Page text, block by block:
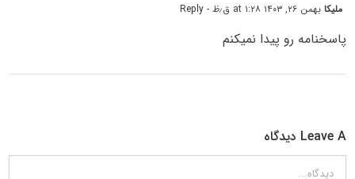
ملیکابهمن ۲۶, ۱۴۰۳ at ۱:۲۸ ق٫ظ - Reply
پاسخنامه رو پیدا نمیکنم
Leave A دیدگاه
دیدگاه